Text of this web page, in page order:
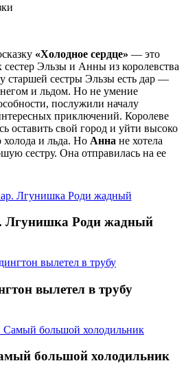
«Холодное сердце» — это
Эльзы и Анны из королевства
старшей сестры Эльзы есть дар —
и льдом. Но не умение
послужили началу
приключений. Королеве
оставить свой город и уйти высоко
холода и льда. Но Анна не хотела
сестру. Она отправилась на ее
Лгунишка Роди жадный
вылетел в трубу
большой холодильник